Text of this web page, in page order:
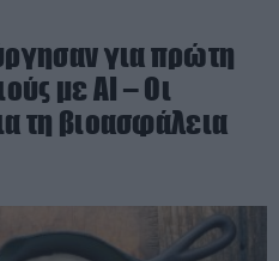
για πρώτη
με AI – Οι
τη βιοασφάλεια